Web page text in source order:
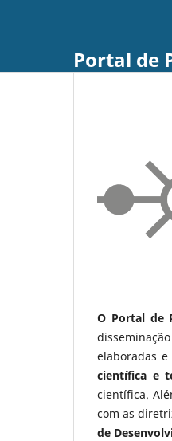
Portal de
O Portal de
elaboradas
científica e
científica.
com as
de